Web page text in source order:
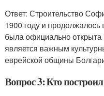
Ответ: Строительство
1900 году и продолжалось
была официально открыта
является важным
еврейской общины
Вопрос 3: Кто